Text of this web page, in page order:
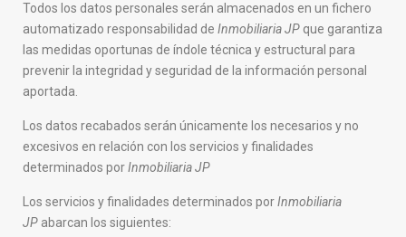
Todos los datos personales serán almacenados en un fichero
automatizado responsabilidad de Inmobiliaria JP que garantiza
las medidas oportunas de índole técnica y estructural para
prevenir la integridad y seguridad de la información personal
aportada.
Los datos recabados serán únicamente los necesarios y no
excesivos en relación con los servicios y finalidades
determinados porInmobiliaria JP
Los servicios y finalidades determinados porInmobiliaria
JP abarcan los siguientes: